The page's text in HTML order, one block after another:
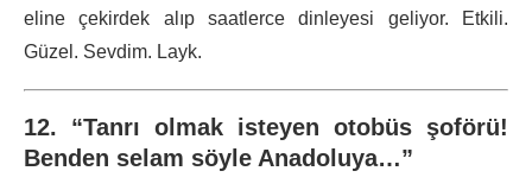
eline çekirdek alıp saatlerce dinleyesi geliyor. Etkili.
Güzel. Sevdim. Layk.
12. “Tanrı olmak isteyen otobüs şoförü!
Benden selam söyle Anadoluya…”